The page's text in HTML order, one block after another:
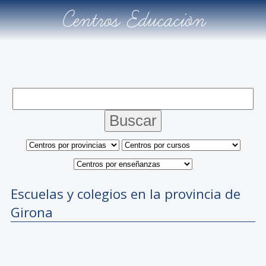
Centros Educación
Escuelas y colegios en la provincia de
Girona